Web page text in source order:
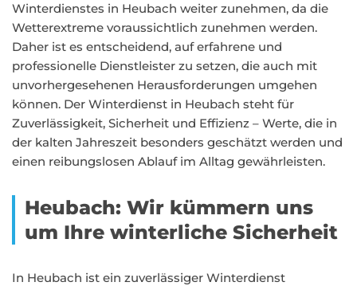
Winterdienstes in Heubach weiter zunehmen, da die
Wetterextreme voraussichtlich zunehmen werden.
Daher ist es entscheidend, auf erfahrene und
professionelle Dienstleister zu setzen, die auch mit
unvorhergesehenen Herausforderungen umgehen
können. Der Winterdienst in Heubach steht für
Zuverlässigkeit, Sicherheit und Effizienz – Werte, die in
der kalten Jahreszeit besonders geschätzt werden und
einen reibungslosen Ablauf im Alltag gewährleisten.
Heubach: Wir kümmern uns
um Ihre winterliche Sicherheit
In Heubach ist ein zuverlässiger Winterdienst